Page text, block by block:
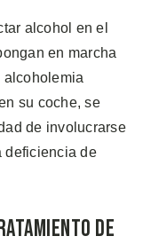
alcohol en el
en marcha
alcoholemia
su coche, se
de involucrarse
deficiencia de
de